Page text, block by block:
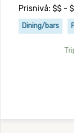
Prisnivå: $$ -
Dining/bars